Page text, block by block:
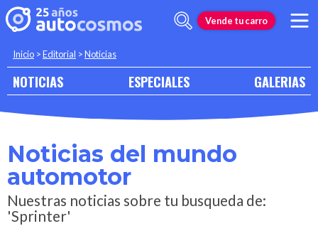
Vende tu carro
Inicio >Editorial >Noticias
NOTICIAS ESPECIALES GALERIAS
Noticias del mundo
automotor
Nuestras noticias sobre tu busqueda de:
'Sprinter'